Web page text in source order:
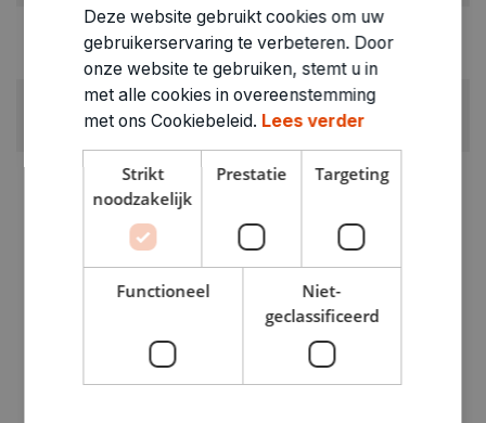
RUBRIEK:
Strijkfolie
GEWICHT
ARTIKELNUMMER
0553002
Deze website gebruikt cookies om uw
gebruikerservaring te verbeteren. Door
onze website te gebruiken, stemt u in
met alle cookies in overeenstemming
met ons Cookiebeleid. Lees verder
Strikt
noodzakelijk
Prestatie Targeting
Functioneel
Niet-
geclassificeerd